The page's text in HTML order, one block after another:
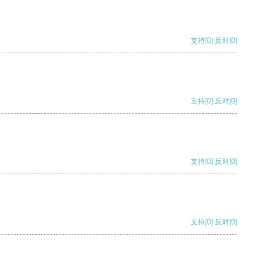
支持[0] 反对[0]
支持[0] 反对[0]
支持[0] 反对[0]
支持[0] 反对[0]